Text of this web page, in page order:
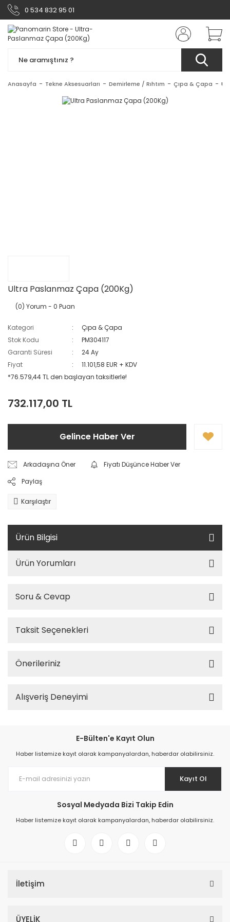
0 534 832 95 01
Anasayfa Tekne Aksesuarları Demirleme / Rıhtım Çıpa & Çapa
Ultra Paslanmaz Çapa (200Kg)
(0) Yorum - 0 Puan
Kategori
Çıpa & Çapa
Stok Kodu
PM304117
Garanti Süresi
24 Ay
Fiyat
11.101,58 EUR + KDV
*76.579,44 TL den başlayan taksitlerle!
732.117,00 TL
Gelince Haber Ver
Arkadaşına Öner
Fiyatı Düşünce Haber Ver
Paylaş
Karşılaştır
Ürün Bilgisi
Ürün Yorumları
Soru & Cevap
Taksit Seçenekleri
Önerileriniz
Alışveriş Deneyimi
E-Bülten'e Kayıt Olun
Haber listemize kayıt olarak kampanyalardan, haberdar olabilirsiniz.
Kayıt Ol
Sosyal Medyada Bizi Takip Edin
Haber listemize kayıt olarak kampanyalardan, haberdar olabilirsiniz.
İletişim
ÜYELİK